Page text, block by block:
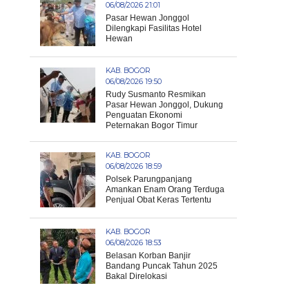
06/08/2026 21:01
Pasar Hewan Jonggol
Dilengkapi Fasilitas Hotel
Hewan
KAB. BOGOR
06/08/2026 19:50
Rudy Susmanto Resmikan
Pasar Hewan Jonggol, Dukung
Penguatan Ekonomi
Peternakan Bogor Timur
KAB. BOGOR
06/08/2026 18:59
Polsek Parungpanjang
Amankan Enam Orang Terduga
Penjual Obat Keras Tertentu
KAB. BOGOR
06/08/2026 18:53
Belasan Korban Banjir
Bandang Puncak Tahun 2025
Bakal Direlokasi